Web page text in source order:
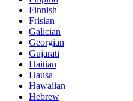
Finnish
Frisian
Galician
Georgian
Gujarati
Haitian
Hausa
Hawaiian
Hebrew